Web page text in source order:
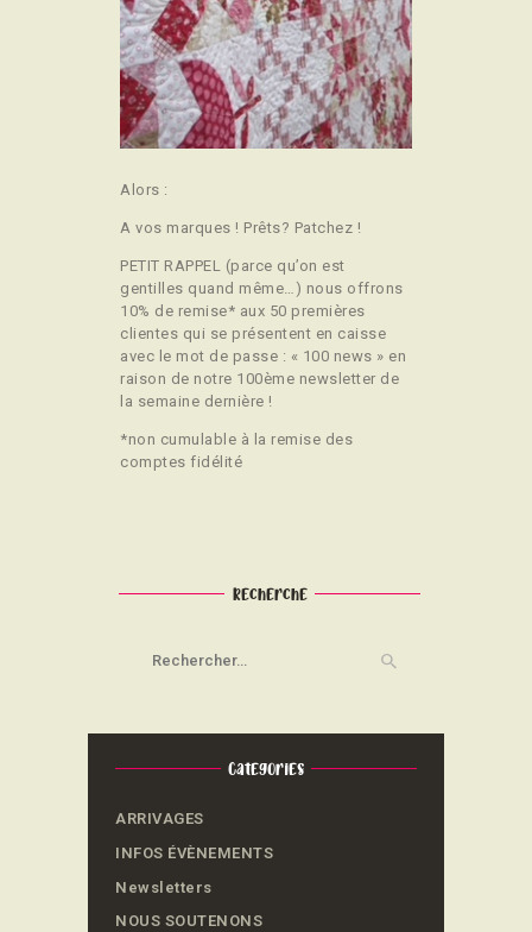
Alors :
A vos marques ! Prêts? Patchez !
PETIT RAPPEL (parce qu’on est
gentilles quand même…) nous offrons
10% de remise* aux 50 premières
clientes qui se présentent en caisse
avec le mot de passe : « 100 news » en
raison de notre 100ème newsletter de
la semaine dernière !
*non cumulable à la remise des
comptes fidélité
Recherche
Categories
ARRIVAGES
INFOS ÉVÈNEMENTS
Newsletters
NOUS SOUTENONS